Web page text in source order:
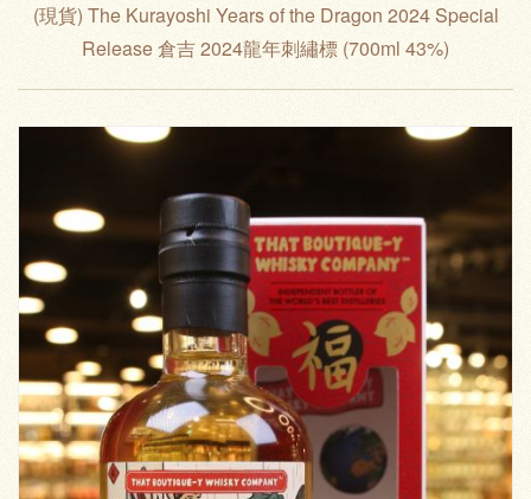
(現貨) The Kurayoshi Years of the Dragon 2024 Special
Release 倉吉 2024龍年刺繡標 (700ml 43%)